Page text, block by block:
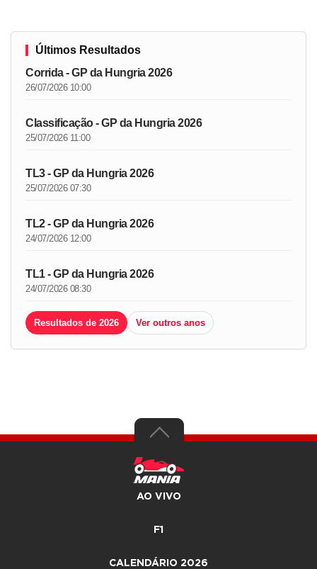
Últimos Resultados
Corrida - GP da Hungria 2026
26/07/2026 10:00
Classificação - GP da Hungria 2026
25/07/2026 11:00
TL3 - GP da Hungria 2026
25/07/2026 07:30
TL2 - GP da Hungria 2026
24/07/2026 12:00
TL1 - GP da Hungria 2026
24/07/2026 08:30
Resultados de 2026 Ver outros anos
AO VIVO
F1
CALENDÁRIO 2026